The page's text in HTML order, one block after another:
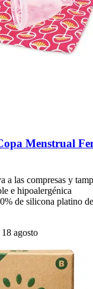
Menstrual
a las compresas y
e hipoalergénica
de silicona platino
agosto